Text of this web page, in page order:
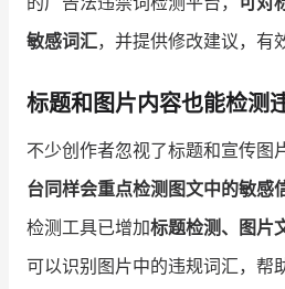
敏感词汇，并提供修改建议，有
标题和图片内容也能检测
不少创作者忽视了标题和宣传图
台同样会重点检测图文中的敏感
检测工具已增加标题检测、图片
可以识别图片中的违规词汇，帮